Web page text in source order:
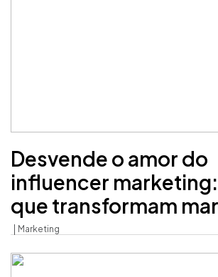
Desvende o amor do
influencer
que transformam
Marketing